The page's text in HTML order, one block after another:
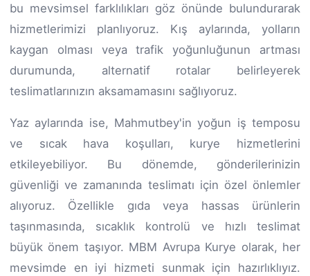
bu mevsimsel farklılıkları göz önünde bulundurarak
hizmetlerimizi planlıyoruz. Kış aylarında, yolların
kaygan olması veya trafik yoğunluğunun artması
durumunda, alternatif rotalar belirleyerek
teslimatlarınızın aksamamasını sağlıyoruz.
Yaz aylarında ise, Mahmutbey'in yoğun iş temposu
ve sıcak hava koşulları, kurye hizmetlerini
etkileyebiliyor. Bu dönemde, gönderilerinizin
güvenliği ve zamanında teslimatı için özel önlemler
alıyoruz. Özellikle gıda veya hassas ürünlerin
taşınmasında, sıcaklık kontrolü ve hızlı teslimat
büyük önem taşıyor. MBM Avrupa Kurye olarak, her
mevsimde en iyi hizmeti sunmak için hazırlıklıyız.